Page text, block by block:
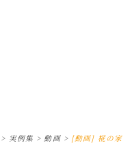
> 実例集 >動画> [動画] 椛の家